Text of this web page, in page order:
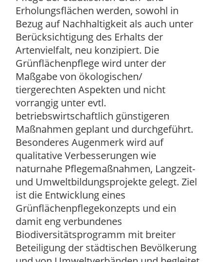
Erholungsflächen werden, sowohl in
Bezug auf Nachhaltigkeit als auch unter
Berücksichtigung des Erhalts der
Artenvielfalt, neu konzipiert. Die
Grünflächenpflege wird unter der
Maßgabe von ökologischen/
tiergerechten Aspekten und nicht
vorrangig unter evtl.
betriebswirtschaftlich günstigeren
Maßnahmen geplant und durchgeführt.
Besonderes Augenmerk wird auf
qualitative Verbesserungen wie
naturnahe Pflegemaßnahmen, Langzeit-
und Umweltbildungsprojekte gelegt. Ziel
ist die Entwicklung eines
Grünflächenpflegekonzepts und ein
damit eng verbundenes
Biodiversitätsprogramm mit breiter
Beteiligung der städtischen Bevölkerung